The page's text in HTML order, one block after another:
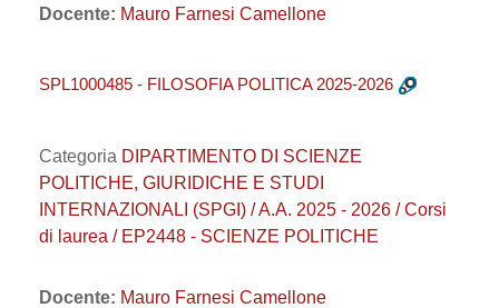
Docente: Mauro Farnesi Camellone
SPL1000485 - FILOSOFIA POLITICA 2025-2026
Categoria DIPARTIMENTO DI SCIENZE
POLITICHE, GIURIDICHE E STUDI
INTERNAZIONALI (SPGI) / A.A. 2025 - 2026 / Corsi
di laurea / EP2448 - SCIENZE POLITICHE
Docente: Mauro Farnesi Camellone